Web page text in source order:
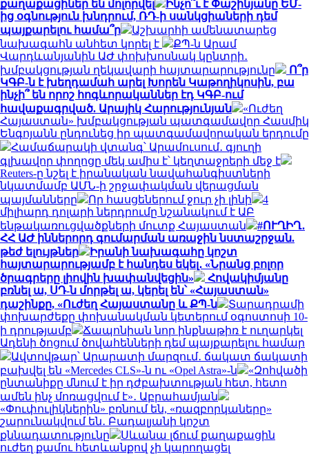
քաղաքացիներ են մոլորվել
Ինչո՞ւ է Փաշինյանը ԵՄ-
ից օգնություն խնդրում, ՌԴ-ի սանկցիաների դեմ
պայքարելու համա՞ր
Աշխարհի ամենատարեց
նախագահն անհետ կորել է
ՔՊ-ն Արամ
Վարդևանյանին ԱԺ փոխխոսնակ կընտրի․
խմբակցության ղեկավարի հայտարարությունը
Ո՞ր
ԿԳԲ-ն է խեղդամահ արել Խորեն Կաթողիկոսին, բա
ինչի՞ են որոշ հոգևորականներ էդ ԿԳԲ-ում
հավաքագրված. Արայիկ Հարությունյան
«Ուժեղ
Հայաստան» խմբակցության պատգամավոր Հասմիկ
Ենգոյանն ընդունեց իր պատգամավորական երդումը
Համաճարակի վտանգ՝ Արամուսում․ գյուղի
գլխավոր փողոցը մեկ ամիս է՝ կեղտաջրերի մեջ է
Reuters-ը նշել է իրանական նավահանգիստների
նկատմամբ ԱՄՆ-ի շրջափակման վերացման
պայմանները
Որ հասցեներում ջուր չի լինի
4
միլիարդ դոլարի ներդրումը նշանակում է ԱԲ
ենթակառուցվածքների մուտք Հայաստան
#ՈՒՂԻՂ․
ՀՀ ԱԺ իններորդ գումարման առաջին նստաշրջան.
թեժ ելույթներ
Իրանի նախագահը կոշտ
հայտարարությամբ է հանդես եկել․ «Նրանց բոլոր
ծրագրերը լիովին խափանվեցին»
Հովակիմյանը
բռնել ա, ՍԴ-ն մորթել ա, կերել են՝ «Հայաստան»
դաշինքը, «Ուժեղ Հայաստանը և ՔՊ-ն
Տարադրամի
փոխարժեքը փոխանակման կետերում օգոստոսի 10-
ի դրությամբ
Ճապոնիան նոր ինքնաթիռ է ուղարկել
Ադենի ծոցում ծովահենների դեմ պայքարելու համար
Ավտովթար՝ Արարատի մարզում․ ճակատ ճակատի
բախվել են «Mercedes CLS»-ն ու «Opel Astra»-ն
«Զոհվածի
ընտանիքը մնում է իր դժբախտության հետ, հետո
ամեն ինչ մոռացվում է»․ Աբրահամյան
«Փուփուլիկներին» բռնում են, «ռազբորկաները»
շարունակվում են․ Բադալյանի կոշտ
քննադատությունը
Սևանա լճում քաղաքացին
ուժեղ քամու հետևանքով չի կարողացել